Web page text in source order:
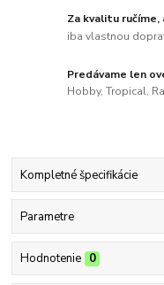
Za kvalitu
iba vlastnou
Predávame len
Hobby, Tropical,
Kompletné špecifikácie
Parametre
Hodnotenie 0